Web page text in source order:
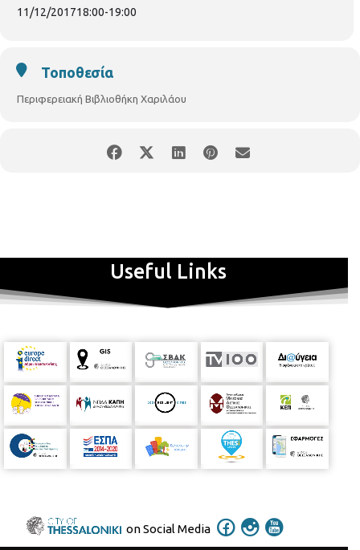
11/12/201718:00-19:00
Τοποθεσία
Περιφερειακή Βιβλιοθήκη Χαριλάου
Useful Links
on Social Media